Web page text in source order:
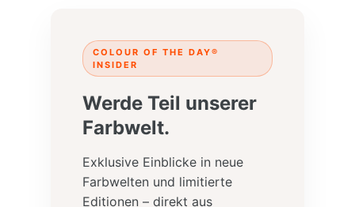
COLOUR OF THE DAY®
INSIDER
Werde Teil unserer
Farbwelt.
Exklusive Einblicke in neue
Farbwelten und limitierte
Editionen – direkt aus